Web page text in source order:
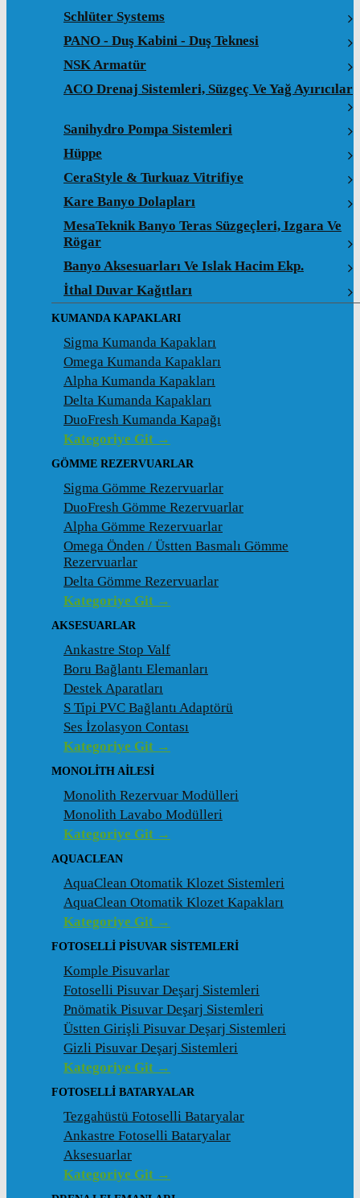
Schlüter Systems
PANO - Duş Kabini - Duş Teknesi
NSK Armatür
ACO Drenaj Sistemleri, Süzgeç Ve Yağ Ayırıcılar
Sanihydro Pompa Sistemleri
Hüppe
CeraStyle & Turkuaz Vitrifiye
Kare Banyo Dolapları
MesaTeknik Banyo Teras Süzgeçleri, Izgara Ve
Rögar
Banyo Aksesuarları Ve Islak Hacim Ekp.
İthal Duvar Kağıtları
KUMANDA KAPAKLARI
Sigma Kumanda Kapakları
Omega Kumanda Kapakları
Alpha Kumanda Kapakları
Delta Kumanda Kapakları
DuoFresh Kumanda Kapağı
Kategoriye Git →
GÖMME REZERVUARLAR
Sigma Gömme Rezervuarlar
DuoFresh Gömme Rezervuarlar
Alpha Gömme Rezervuarlar
Omega Önden / Üstten Basmalı Gömme
Rezervuarlar
Delta Gömme Rezervuarlar
Kategoriye Git →
AKSESUARLAR
Ankastre Stop Valf
Boru Bağlantı Elemanları
Destek Aparatları
S Tipi PVC Bağlantı Adaptörü
Ses İzolasyon Contası
Kategoriye Git →
MONOLITH AILESI
Monolith Rezervuar Modülleri
Monolith Lavabo Modülleri
Kategoriye Git →
AQUACLEAN
AquaClean Otomatik Klozet Sistemleri
AquaClean Otomatik Klozet Kapakları
Kategoriye Git →
FOTOSELLI PISUVAR SISTEMLERI
Komple Pisuvarlar
Fotoselli Pisuvar Deşarj Sistemleri
Pnömatik Pisuvar Deşarj Sistemleri
Üstten Girişli Pisuvar Deşarj Sistemleri
Gizli Pisuvar Deşarj Sistemleri
Kategoriye Git →
FOTOSELLI BATARYALAR
Tezgahüstü Fotoselli Bataryalar
Ankastre Fotoselli Bataryalar
Aksesuarlar
Kategoriye Git →